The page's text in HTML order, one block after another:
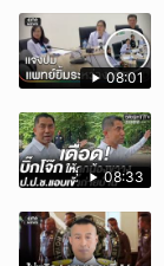
08:01
08:33